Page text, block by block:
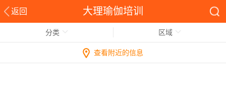
返回 大理瑜伽培训
分类 区域
查看附近的信息